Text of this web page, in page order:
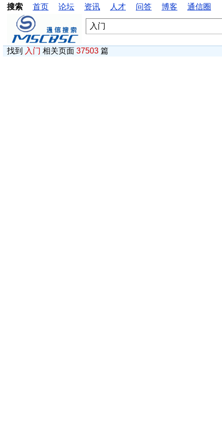
搜索 首页 论坛 资讯 人才 问答 博客 通信圈
找到 入门 相关页面 37503 篇